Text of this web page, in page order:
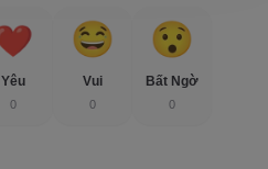
Yêu
0
Vui
0
Bất Ngờ
0